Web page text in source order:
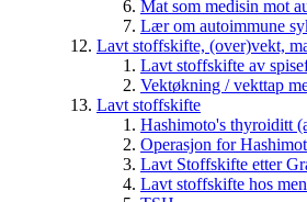
Mat som medisin mot
Lær om autoimmune
Lavt stoffskifte, (over)vekt,
Lavt stoffskifte av
Vektøkning / vekttap
Lavt stoffskifte
Hashimoto's thyroiditt
Operasjon for
Lavt Stoffskifte etter
Lavt stoffskifte hos